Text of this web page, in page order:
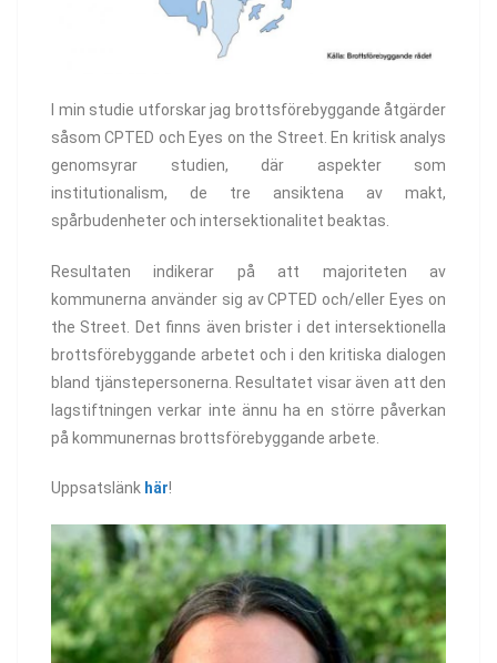
I min studie utforskar jag brottsförebyggande åtgärder
såsom CPTED och Eyes on the Street. En kritisk analys
genomsyrar studien, där aspekter som
institutionalism, de tre ansiktena av makt,
spårbudenheter och intersektionalitet beaktas.
Resultaten indikerar på att majoriteten av
kommunerna använder sig av CPTED och/eller Eyes on
the Street. Det finns även brister i det intersektionella
brottsförebyggande arbetet och i den kritiska dialogen
bland tjänstepersonerna. Resultatet visar även att den
lagstiftningen verkar inte ännu ha en större påverkan
på kommunernas brottsförebyggande arbete.
Uppsatslänk här!